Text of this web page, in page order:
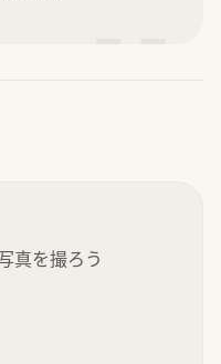
真を撮ろう